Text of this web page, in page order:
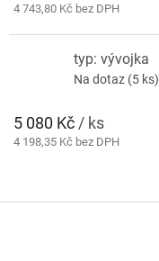
4 743,80 Kč bez DPH
typ: vývojka
Na dotaz (5 ks)
5 080 Kč / ks
4 198,35 Kč bez DPH